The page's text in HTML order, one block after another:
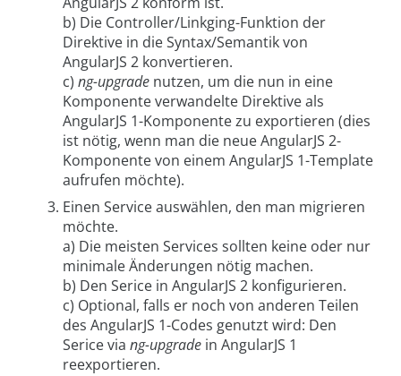
b) Die Controller/Linkging-Funktion der
Direktive in die Syntax/Semantik von
AngularJS 2 konvertieren.
c) ng-upgrade nutzen, um die nun in eine
Komponente verwandelte Direktive als
AngularJS 1-Komponente zu exportieren (dies
ist nötig, wenn man die neue AngularJS 2-
Komponente von einem AngularJS 1-Template
aufrufen möchte).
Einen Service auswählen, den man migrieren
möchte.
a) Die meisten Services sollten keine oder nur
minimale Änderungen nötig machen.
b) Den Serice in AngularJS 2 konfigurieren.
c) Optional, falls er noch von anderen Teilen
des AngularJS 1-Codes genutzt wird: Den
Serice via ng-upgrade in AngularJS 1
reexportieren.